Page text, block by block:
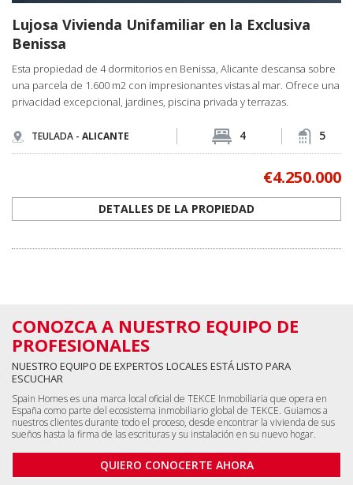
Lujosa Vivienda Unifamiliar en la Exclusiva
Benissa
Esta propiedad de 4 dormitorios en Benissa, Alicante descansa sobre
una parcela de 1.600 m2 con impresionantes vistas al mar. Ofrece una
privacidad excepcional, jardines, piscina privada y terrazas.
TEULADA - ALICANTE 4 5
€4.250.000
DETALLES DE LA PROPIEDAD
CONOZCA A NUESTRO EQUIPO DE
PROFESIONALES
NUESTRO EQUIPO DE EXPERTOS LOCALES ESTÁ LISTO PARA
ESCUCHAR
Spain Homes es una marca local oficial de TEKCE Inmobiliaria que opera en
España como parte del ecosistema inmobiliario global de TEKCE. Guiamos a
nuestros clientes durante todo el proceso, desde encontrar la vivienda de sus
sueños hasta la firma de las escrituras y su instalación en su nuevo hogar.
QUIERO CONOCERTE AHORA